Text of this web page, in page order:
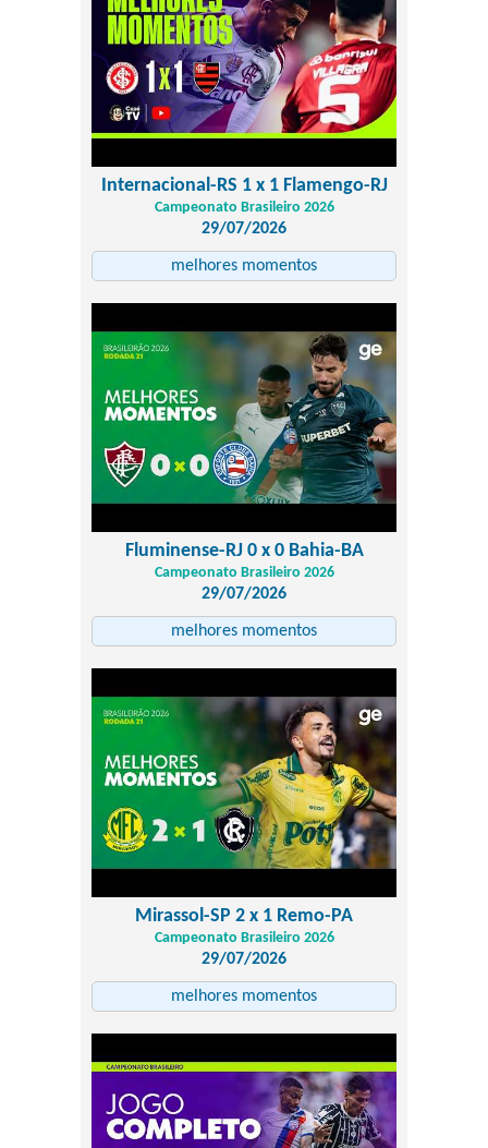
Internacional-RS 1 x 1 Flamengo-RJ
Campeonato Brasileiro 2026
29/07/2026
melhores momentos
Fluminense-RJ 0 x 0 Bahia-BA
Campeonato Brasileiro 2026
29/07/2026
melhores momentos
Mirassol-SP 2 x 1 Remo-PA
Campeonato Brasileiro 2026
29/07/2026
melhores momentos